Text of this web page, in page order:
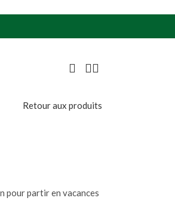
Retour aux produits
pour partir en vacances